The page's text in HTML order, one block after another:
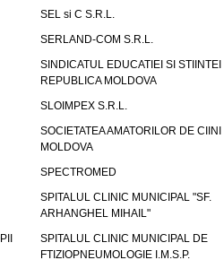
SEL si C S.R.L.
SERLAND-COM S.R.L.
SINDICATUL EDUCATIEI SI STIINTEI
REPUBLICA MOLDOVA
SLOIMPEX S.R.L.
SOCIETATEA AMATORILOR DE CIINI
MOLDOVA
SPECTROMED
SPITALUL CLINIC MUNICIPAL "SF.
ARHANGHEL MIHAIL"
SPITALUL CLINIC MUNICIPAL DE
FTIZIOPNEUMOLOGIE I.M.S.P.